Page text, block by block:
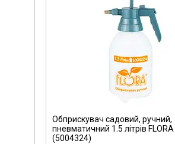
Обприскувач садовий, ручний,
пневматичний 1.5 літрів FLORA
(5004324)